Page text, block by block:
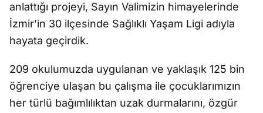
anlattığı projeyi, Sayın Valimizin himayelerinde
İzmir’in 30 ilçesinde Sağlıklı Yaşam Ligi adıyla
hayata geçirdik.
209 okulumuzda uygulanan ve yaklaşık 125 bin
öğrenciye ulaşan bu çalışma ile çocuklarımızın
her türlü bağımlılıktan uzak durmalarını, özgür